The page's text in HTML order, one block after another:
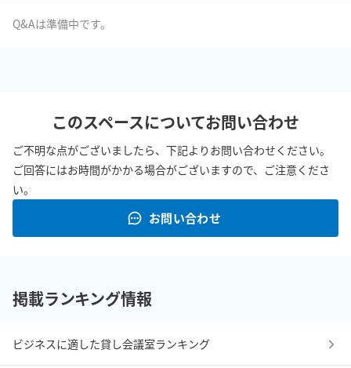
Q&Aは準備中です。
このスペースについてお問い合わせ
ご不明な点がございましたら、下記よりお問い合わせください。
ご回答にはお時間がかかる場合がございますので、ご注意くださ
い。
お問い合わせ
掲載ランキング情報
ビジネスに適した貸し会議室ランキング